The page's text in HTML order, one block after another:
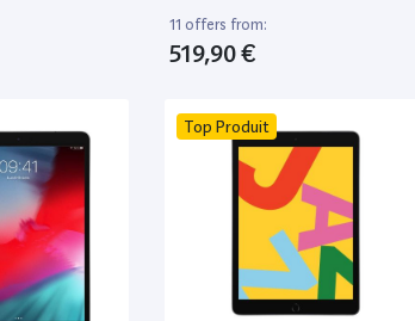
11 offers from:
519,90 €
Top Produit